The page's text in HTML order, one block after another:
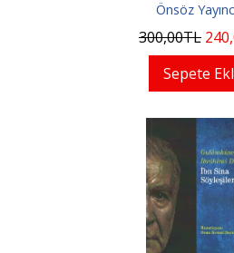
Önsöz
300,00TL 240
Sepete